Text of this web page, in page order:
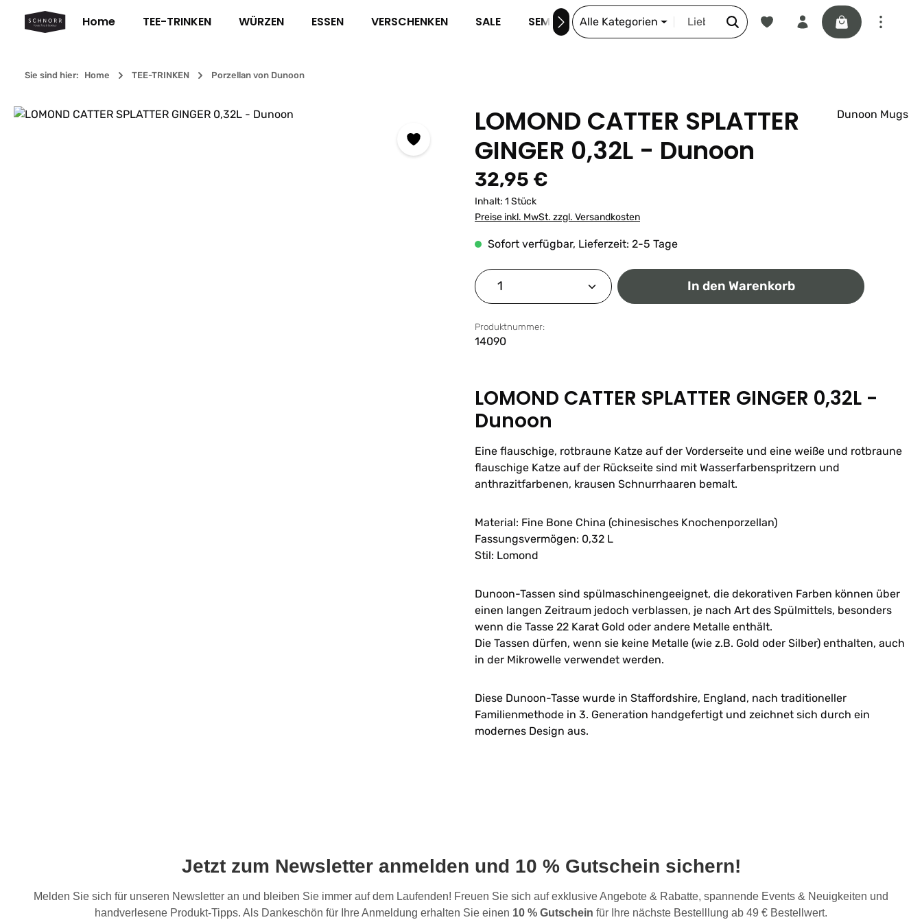
Hauptinhalt springen
Zur Suche springen
Zur Hauptnavigation springen
Home TEE-TRINKEN WÜRZEN ESSEN VERSCHENKEN SALE SEMINARE DIE SCHNORR-STORY
Alle Kategorien
Du hast 0 Produkte auf dem
Warenkorb
Sie sind hier: Home TEE-TRINKEN Porzellan von Dunoon
Bildergalerie überspringen
LOMOND CATTER SPLATTER
GINGER 0,32L - Dunoon
Dunoon Mugs
Regulärer Preis:
32,95 €
Inhalt: 1 Stück
Preise inkl. MwSt. zzgl. Versandkosten
Sofort verfügbar, Lieferzeit: 2-5 Tage
Produkt Anzahl: Gib den gewünschten Wert ein oder
In den Warenkorb
Produktnummer:
14090
LOMOND CATTER SPLATTER GINGER 0,32L -
Dunoon
Eine flauschige, rotbraune Katze auf der Vorderseite und eine weiße und rotbraune
flauschige Katze auf der Rückseite sind mit Wasserfarbenspritzern und
anthrazitfarbenen, krausen Schnurrhaaren bemalt.
Material: Fine Bone China (chinesisches Knochenporzellan)
Fassungsvermögen: 0,32 L
Stil: Lomond
Dunoon-Tassen sind spülmaschinengeeignet, die dekorativen Farben können über
einen langen Zeitraum jedoch verblassen, je nach Art des Spülmittels, besonders
wenn die Tasse 22 Karat Gold oder andere Metalle enthält.
Die Tassen dürfen, wenn sie keine Metalle (wie z.B. Gold oder Silber) enthalten, auch
in der Mikrowelle verwendet werden.
Diese Dunoon-Tasse wurde in Staffordshire, England, nach traditioneller
Familienmethode in 3. Generation handgefertigt und zeichnet sich durch ein
modernes Design aus.
Jetzt zum Newsletter anmelden und 10 % Gutschein sichern!
Melden Sie sich für unseren Newsletter an und bleiben Sie immer auf dem Laufenden! Freuen Sie sich auf exklusive Angebote & Rabatte, spannende Events & Neuigkeiten und
handverlesene Produkt-Tipps. Als Dankeschön für Ihre Anmeldung erhalten Sie einen 10 % Gutschein für Ihre nächste Bestelllung ab 49 € Bestellwert.